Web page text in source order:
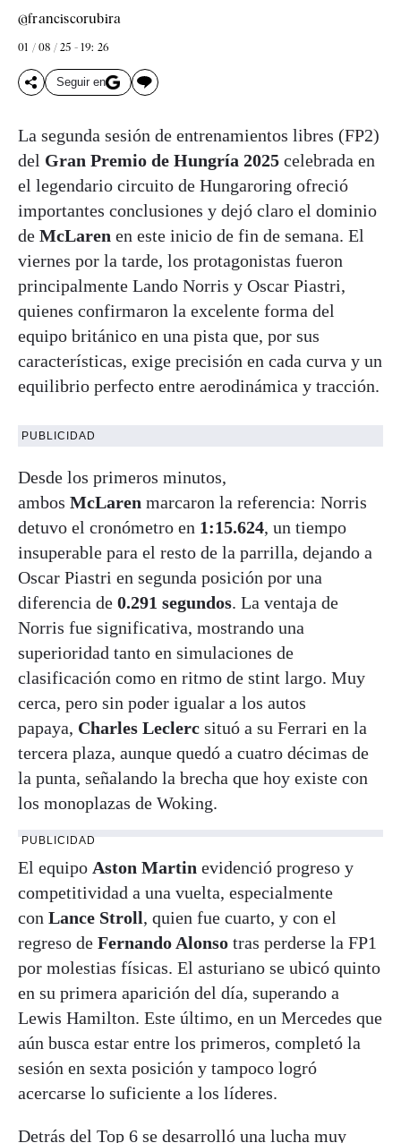
@franciscorubira
01 / 08 / 25 - 19: 26
Seguir en
La segunda sesión de entrenamientos libres (FP2)
del Gran Premio de Hungría 2025 celebrada en
el legendario circuito de Hungaroring ofreció
importantes conclusiones y dejó claro el dominio
de McLaren en este inicio de fin de semana. El
viernes por la tarde, los protagonistas fueron
principalmente Lando Norris y Oscar Piastri,
quienes confirmaron la excelente forma del
equipo británico en una pista que, por sus
características, exige precisión en cada curva y un
equilibrio perfecto entre aerodinámica y tracción.
PUBLICIDAD
Desde los primeros minutos,
ambos McLaren marcaron la referencia: Norris
detuvo el cronómetro en 1:15.624, un tiempo
insuperable para el resto de la parrilla, dejando a
Oscar Piastri en segunda posición por una
diferencia de 0.291 segundos. La ventaja de
Norris fue significativa, mostrando una
superioridad tanto en simulaciones de
clasificación como en ritmo de stint largo. Muy
cerca, pero sin poder igualar a los autos
papaya, Charles Leclerc situó a su Ferrari en la
tercera plaza, aunque quedó a cuatro décimas de
la punta, señalando la brecha que hoy existe con
los monoplazas de Woking.
PUBLICIDAD
El equipo Aston Martin evidenció progreso y
competitividad a una vuelta, especialmente
con Lance Stroll, quien fue cuarto, y con el
regreso de Fernando Alonso tras perderse la FP1
por molestias físicas. El asturiano se ubicó quinto
en su primera aparición del día, superando a
Lewis Hamilton. Este último, en un Mercedes que
aún busca estar entre los primeros, completó la
sesión en sexta posición y tampoco logró
acercarse lo suficiente a los líderes.
Detrás del Top 6 se desarrolló una lucha muy